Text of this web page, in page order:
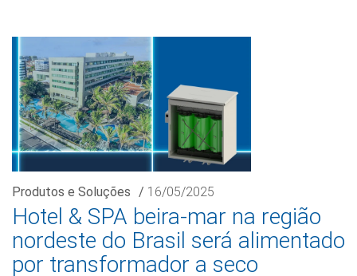
Produtos e Soluções / 16/05/2025
Hotel & SPA beira-mar na região
nordeste do Brasil será alimentado
por transformador a seco